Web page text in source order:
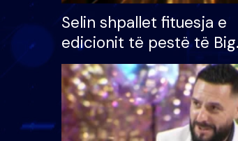
Selin shpallet fituesja e
edicionit të pestë të Big
Brother VIP, rrëmben
çmimin e madh prej 100
mijë eurosh